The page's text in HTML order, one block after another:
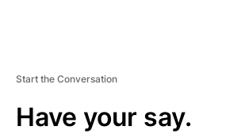
Start the Conversation
Have your say.